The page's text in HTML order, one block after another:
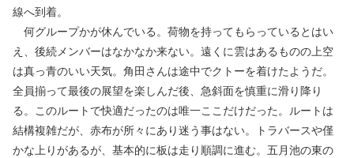
線へ到着。
何グループかが休んでいる。荷物を持ってもらっているとはい
え、後続メンバーはなかなか来ない。遠くに雲はあるものの上空
は真っ青のいい天気。角田さんは途中でクトーを着けたようだ。
全員揃って最後の展望を楽しんだ後、急斜面を慎重に滑り降り
る。このルートで快適だったのは唯一ここだけだった。ルートは
結構複雑だが、赤布が所々にあり迷う事はない。トラバースや僅
かな上りがあるが、基本的に板は走り順調に進む。五月池の東の